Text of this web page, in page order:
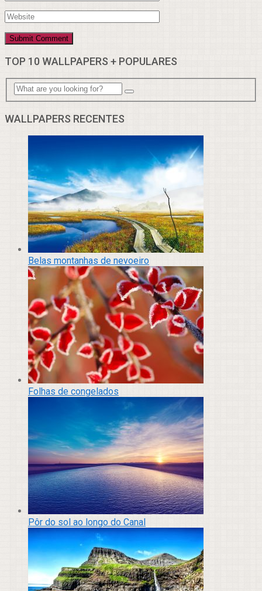
TOP 10 WALLPAPERS + POPULARES
WALLPAPERS RECENTES
Belas montanhas de nevoeiro
Folhas de congelados
Pôr do sol ao longo do Canal